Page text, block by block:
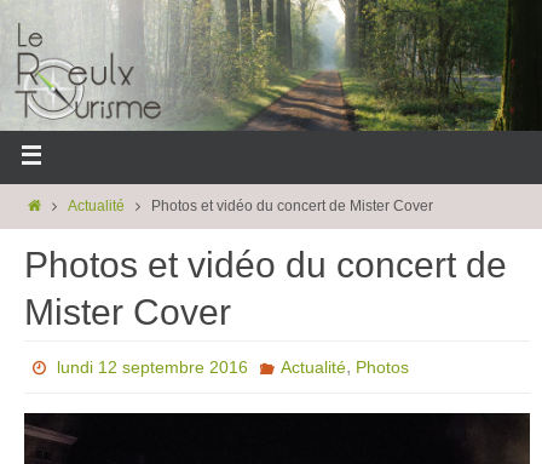
Actualité Photos et vidéo du concert de Mister Cover
Photos et vidéo du concert de
Mister Cover
lundi 12 septembre 2016 Actualité, Photos